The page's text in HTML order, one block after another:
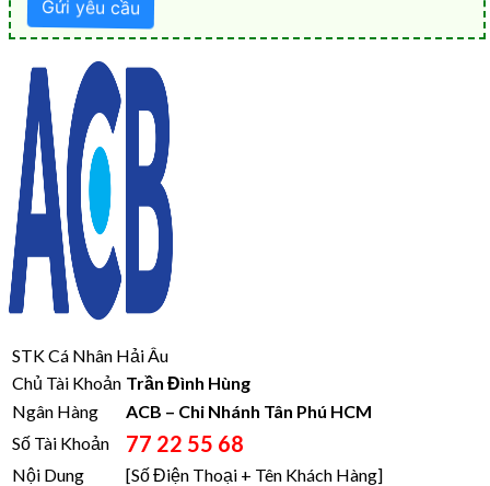
STK Cá Nhân Hải Âu
Chủ Tài Khoản Trần Đình Hùng
Ngân Hàng
ACB – Chi Nhánh Tân Phú HCM
Số Tài Khoản
77 22 55 68
Nội Dung [Số Điện Thoại + Tên Khách Hàng]